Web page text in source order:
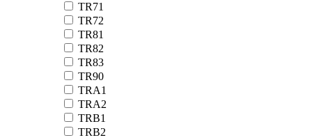
TR71
TR72
TR81
TR82
TR83
TR90
TRA1
TRA2
TRB1
TRB2